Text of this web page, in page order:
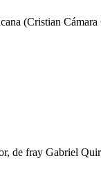
(Cristian Cámara
de fray Gabriel